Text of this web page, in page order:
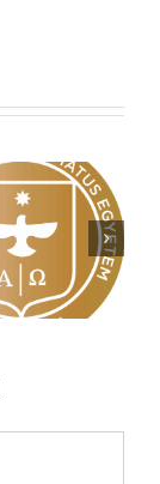
Vasárnapi üzenet –
Zsoltárok 149